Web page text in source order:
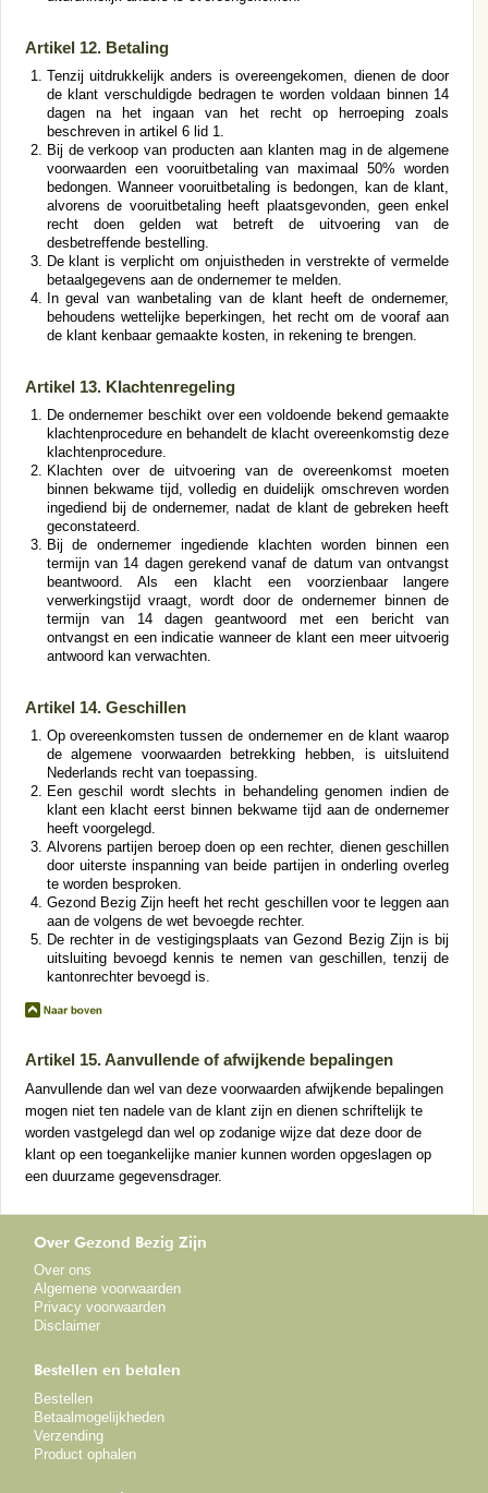
Artikel 12. Betaling
Tenzij uitdrukkelijk anders is overeengekomen, dienen de door
de klant verschuldigde bedragen te worden voldaan binnen 14
dagen na het ingaan van het recht op herroeping zoals
beschreven in artikel 6 lid 1.
Bij de verkoop van producten aan klanten mag in de algemene
voorwaarden een vooruitbetaling van maximaal 50% worden
bedongen. Wanneer vooruitbetaling is bedongen, kan de klant,
alvorens de vooruitbetaling heeft plaatsgevonden, geen enkel
recht doen gelden wat betreft de uitvoering van de
desbetreffende bestelling.
De klant is verplicht om onjuistheden in verstrekte of vermelde
betaalgegevens aan de ondernemer te melden.
In geval van wanbetaling van de klant heeft de ondernemer,
behoudens wettelijke beperkingen, het recht om de vooraf aan
de klant kenbaar gemaakte kosten, in rekening te brengen.
Artikel 13. Klachtenregeling
De ondernemer beschikt over een voldoende bekend gemaakte
klachtenprocedure en behandelt de klacht overeenkomstig deze
klachtenprocedure.
Klachten over de uitvoering van de overeenkomst moeten
binnen bekwame tijd, volledig en duidelijk omschreven worden
ingediend bij de ondernemer, nadat de klant de gebreken heeft
geconstateerd.
Bij de ondernemer ingediende klachten worden binnen een
termijn van 14 dagen gerekend vanaf de datum van ontvangst
beantwoord. Als een klacht een voorzienbaar langere
verwerkingstijd vraagt, wordt door de ondernemer binnen de
termijn van 14 dagen geantwoord met een bericht van
ontvangst en een indicatie wanneer de klant een meer uitvoerig
antwoord kan verwachten.
Artikel 14. Geschillen
Op overeenkomsten tussen de ondernemer en de klant waarop
de algemene voorwaarden betrekking hebben, is uitsluitend
Nederlands recht van toepassing.
Een geschil wordt slechts in behandeling genomen indien de
klant een klacht eerst binnen bekwame tijd aan de ondernemer
heeft voorgelegd.
Alvorens partijen beroep doen op een rechter, dienen geschillen
door uiterste inspanning van beide partijen in onderling overleg
te worden besproken.
Gezond Bezig Zijn heeft het recht geschillen voor te leggen aan
aan de volgens de wet bevoegde rechter.
De rechter in de vestigingsplaats van Gezond Bezig Zijn is bij
uitsluiting bevoegd kennis te nemen van geschillen, tenzij de
kantonrechter bevoegd is.
Artikel 15. Aanvullende of afwijkende bepalingen
Aanvullende dan wel van deze voorwaarden afwijkende bepalingen
mogen niet ten nadele van de klant zijn en dienen schriftelijk te
worden vastgelegd dan wel op zodanige wijze dat deze door de
klant op een toegankelijke manier kunnen worden opgeslagen op
een duurzame gegevensdrager.
Over Gezond Bezig Zijn
Over ons
Algemene voorwaarden
Privacy voorwaarden
Disclaimer
Bestellen en betalen
Bestellen
Betaalmogelijkheden
Verzending
Product ophalen